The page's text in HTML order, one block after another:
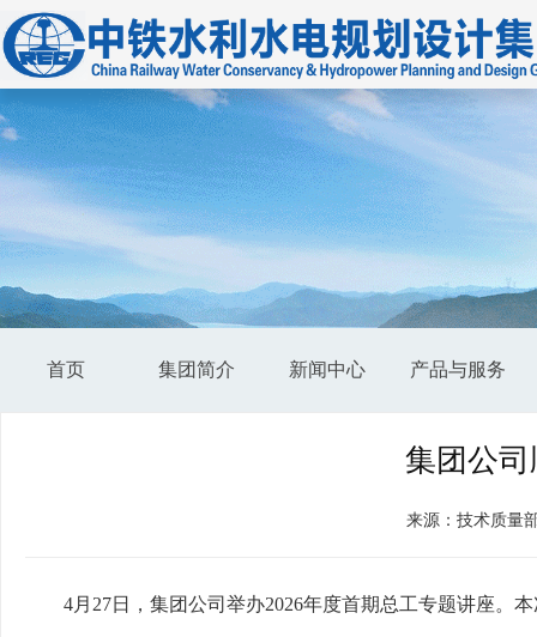
首页 集团简介 新闻中心 产品与服务
集团公
来源：技术质量
4月27日，集团公司举办2026年度首期总工专题讲座。